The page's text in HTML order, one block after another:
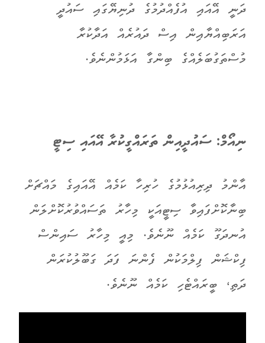
ދަނީ އޭއައި އުފެއްދުމުގެ ދުނިޔޭގައި ސައުދީ
އަރަބިއްޔާއިން އިސް ދައުރެއް އަދާކުރާ
މުސްތަގުބަލެއްގެ ބިންގާ އަޅަމުންނެވެ.
ނިއޯމް: ސައުދީއިން ތަރައްގީކުރާ އޭއައި ސިޓީ
އާންމު ދިރިއުޅުމުގެ ހުރިހާ ކަމެއް އޭއައިގެ މައްޗަށް
ބިނާކޮށްފައިވާ ސިޓީއަކީ މިހާރު ތަސައްވުރުކޮށްލަން
އުނދަގޫ ކަމެއް ނޫނެވެ. މިއީ މިހާރު ސައިންސް
ފިކްޝަން ފިލްމަކުން ފެންނަ ފަދަ ގަބޫލުކުރަން
ދަތި، ބީރައްޓެހި ކަމެއް ނޫނެވެ.